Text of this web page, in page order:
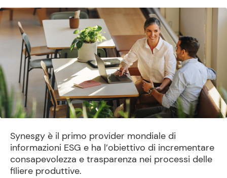
Synesgy è il primo provider mondiale di
informazioni ESG e ha l’obiettivo di incrementare
consapevolezza e trasparenza nei processi delle
filiere produttive.